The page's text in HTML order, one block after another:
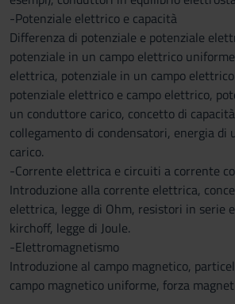
-Potenziale elettrico e capacità
Differenza di potenziale e potenziale
potenziale in un campo elettrico
elettrica, potenziale in un campo
potenziale elettrico e campo elettrico,
un conduttore carico, concetto di
collegamento di condensatori, energia di
carico.
-Corrente elettrica e circuiti a corrente
Introduzione alla corrente elettrica,
elettrica, legge di Ohm, resistori in serie
kirchoff, legge di Joule.
-Elettromagnetismo
Introduzione al campo magnetico,
campo magnetico uniforme, forza